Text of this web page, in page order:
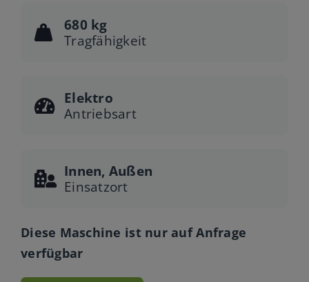
680 kg
Tragfähigkeit
Elektro
Antriebsart
Innen, Außen
Einsatzort
Diese Maschine ist nur auf Anfrage
verfügbar